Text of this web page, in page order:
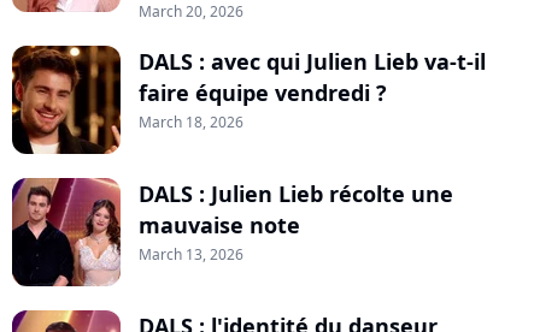
March 20, 2026
DALS : avec qui Julien Lieb va-t-il
faire équipe vendredi ?
March 18, 2026
DALS : Julien Lieb récolte une
mauvaise note
March 13, 2026